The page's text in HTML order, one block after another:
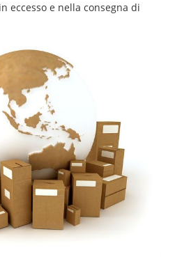
eccesso e nella consegna di